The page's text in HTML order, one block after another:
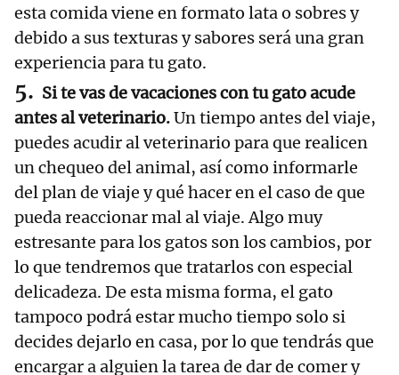
esta comida viene en formato lata o sobres y
debido a sus texturas y sabores será una gran
experiencia para tu gato.
Si te vas de vacaciones con tu gato acude
antes al veterinario.Un tiempo antes del viaje,
puedes acudir al veterinario para que realicen
un chequeo del animal, así como informarle
del plan de viaje y qué hacer en el caso de que
pueda reaccionar mal al viaje. Algo muy
estresante para los gatos son los cambios, por
lo que tendremos que tratarlos con especial
delicadeza. De esta misma forma, el gato
tampoco podrá estar mucho tiempo solo si
decides dejarlo en casa, por lo que tendrás que
encargar a alguien la tarea de dar de comer y